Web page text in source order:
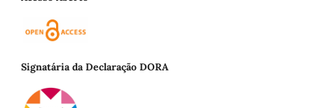
Signatária da Declaração DORA